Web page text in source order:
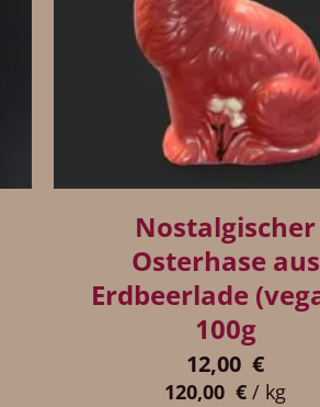
Nostalgischer
Osterhase aus
Erdbeerlade
100g
12,00 €
120,00 € / kg